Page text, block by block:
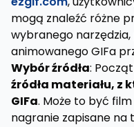
mogą znaleźć różne
wybranego
animowanego GIFa
Wybór źródła:
źródła materiału, z
GIFa. Może to być
nagranie zapisane na